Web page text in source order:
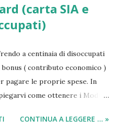
(carta SIA e
a centinaia di disoccupati
( contributo economico )
pagare le proprie spese. In
come ottenere i Moduli
mese per nucleo familiare),
CONTINUA A LEGGERE ... »